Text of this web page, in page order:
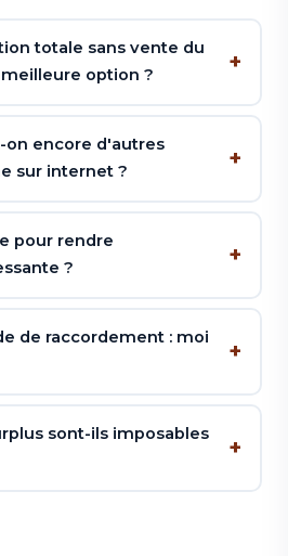
totale sans vente du
option ?
encore d'autres
sur internet ?
pour rendre
?
de raccordement : moi
sont-ils imposables